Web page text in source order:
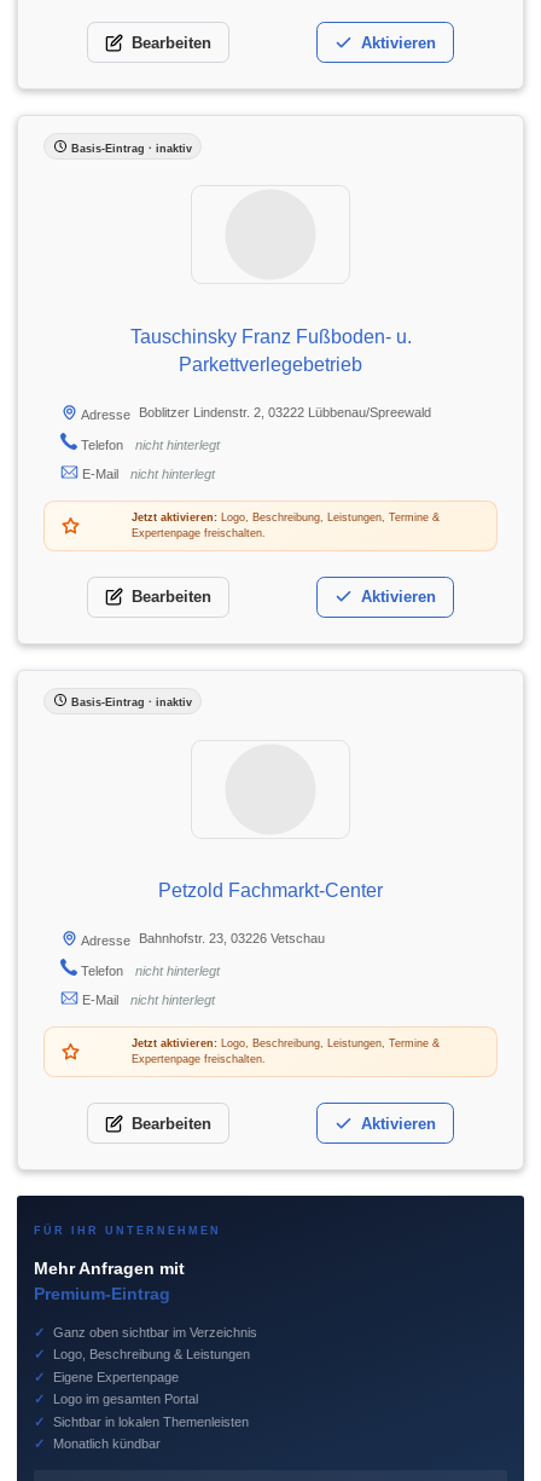
Bearbeiten Aktivieren
Basis-Eintrag · inaktiv
Tauschinsky Franz Fußboden- u.
Parkettverlegebetrieb
Adresse Boblitzer Lindenstr. 2, 03222 Lübbenau/Spreewald
Telefon
nicht hinterlegt
E-Mail
nicht hinterlegt
Jetzt aktivieren:Logo, Beschreibung, Leistungen, Termine &
Expertenpage freischalten.
Bearbeiten Aktivieren
Basis-Eintrag · inaktiv
Petzold Fachmarkt-Center
Adresse Bahnhofstr. 23, 03226 Vetschau
Telefon
nicht hinterlegt
E-Mail
nicht hinterlegt
Jetzt aktivieren:Logo, Beschreibung, Leistungen, Termine &
Expertenpage freischalten.
Bearbeiten Aktivieren
FÜR IHR UNTERNEHMEN
Mehr Anfragen mit
Premium-Eintrag
✓
Ganz oben sichtbar im Verzeichnis
✓
Logo, Beschreibung & Leistungen
✓
Eigene Expertenpage
✓
Logo im gesamten Portal
✓
Sichtbar in lokalen Themenleisten
✓
Monatlich kündbar